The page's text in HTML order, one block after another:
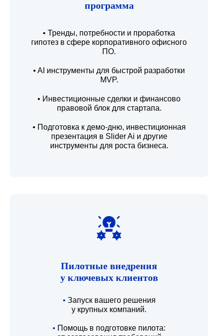
программа
• Тренды, потребности и проработка
гипотез в сфере корпоративного офисного
ПО.
• AI инструменты для быстрой разработки
MVP.
• Инвестиционные сделки и финансово
правовой блок для стартапа.
• Подготовка к демо-дню, инвестиционная
презентация в Slider Ai и другие
инструменты для роста бизнеса.
Пилотные внедрения
у ключевых клиентов
• Запуск вашего решения
у крупных компаний.
• Помощь в подготовке пилота: